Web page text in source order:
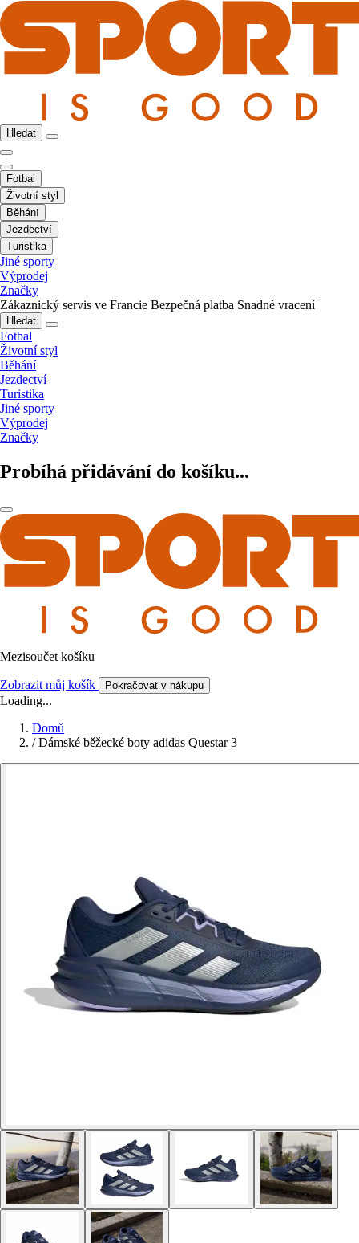
Hledat
Fotbal
Životní styl
Běhání
Jezdectví
Turistika
Jiné sporty
Výprodej
Značky
Zákaznický servis ve Francie Bezpečná platba Snadné vracení
Hledat
Fotbal
Životní styl
Běhání
Jezdectví
Turistika
Jiné sporty
Výprodej
Značky
Probíhá přidávání do košíku...
Mezisoučet košíku
Zobrazit můj košík Pokračovat v nákupu
Loading...
Domů
/ Dámské běžecké boty adidas Questar 3